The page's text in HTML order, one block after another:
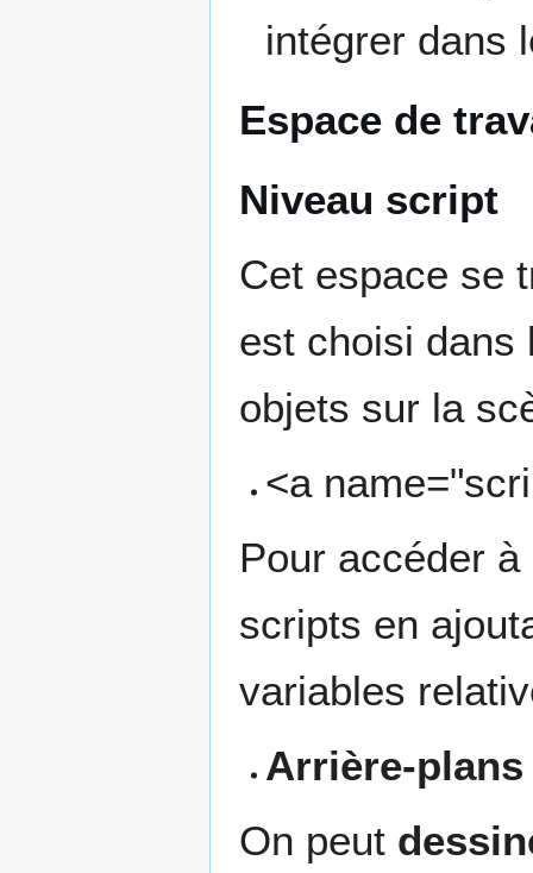
intégrer dans
Espace de
Niveau script
Cet espace se
est choisi
objets sur la
<a
Pour accéder
scripts en
variables
Arrière-plans
On peut